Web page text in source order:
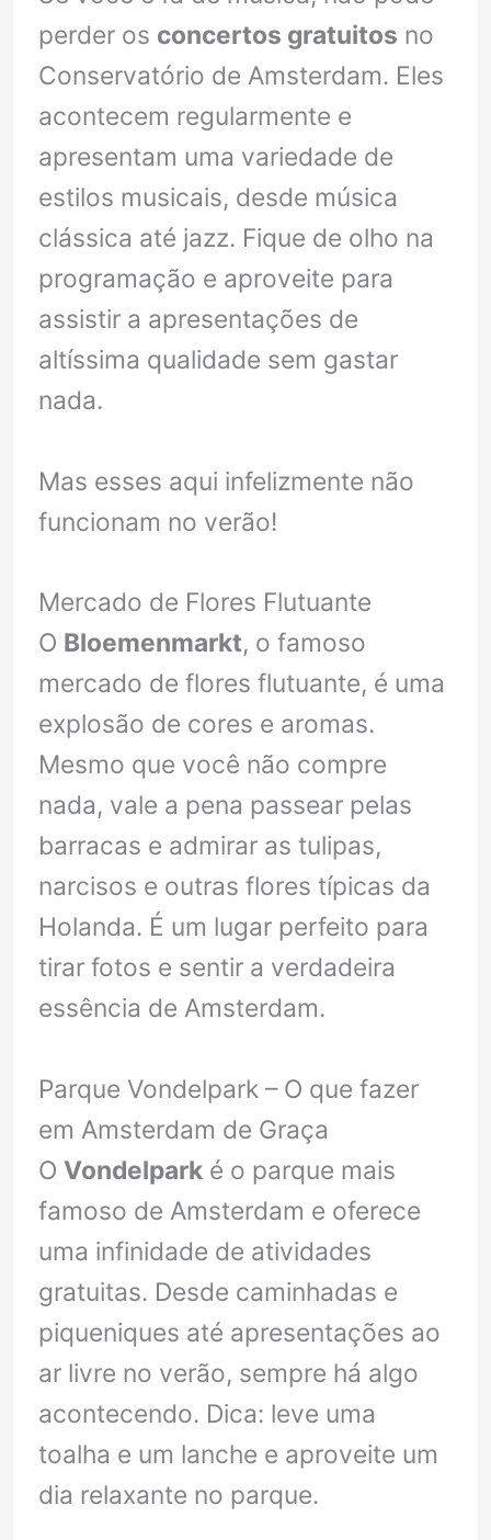
perder os concertos gratuitos no
Conservatório de Amsterdam. Eles
acontecem regularmente e
apresentam uma variedade de
estilos musicais, desde música
clássica até jazz. Fique de olho na
programação e aproveite para
assistir a apresentações de
altíssima qualidade sem gastar
nada.
Mas esses aqui infelizmente não
funcionam no verão!
Mercado de Flores Flutuante
O Bloemenmarkt, o famoso
mercado de flores flutuante, é uma
explosão de cores e aromas.
Mesmo que você não compre
nada, vale a pena passear pelas
barracas e admirar as tulipas,
narcisos e outras flores típicas da
Holanda. É um lugar perfeito para
tirar fotos e sentir a verdadeira
essência de Amsterdam.
Parque Vondelpark – O que fazer
em Amsterdam de Graça
OVondelpark é o parque mais
famoso de Amsterdam e oferece
uma infinidade de atividades
gratuitas. Desde caminhadas e
piqueniques até apresentações ao
ar livre no verão, sempre há algo
acontecendo. Dica: leve uma
toalha e um lanche e aproveite um
dia relaxante no parque.